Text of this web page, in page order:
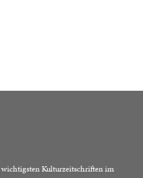
Kulturzeitschriften im